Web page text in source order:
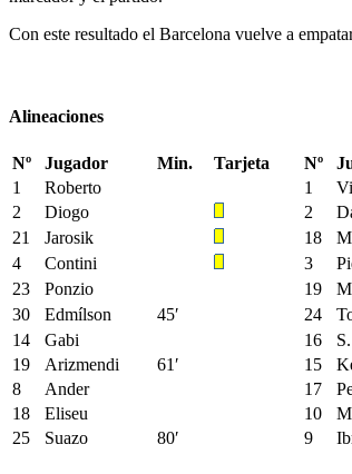
Con este resultado el Barcelona vuelve a
Alineaciones
Nº Jugador Min. Tarjeta Nº
1
Roberto 1
2
Diogo 2
21
Jarosik 18
4
Contini 3
23
Ponzio 19
30
Edmílson 45′ 24
14
Gabi 16
19
Arizmendi 61′ 15
8
Ander 17
18
Eliseu 10
25
Suazo 80′ 9